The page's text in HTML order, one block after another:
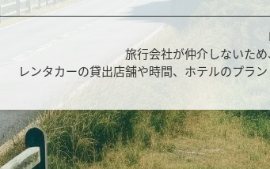
旅行会社が仲介しないため
レンタカーの貸出店舗や時間、ホテルのプラ